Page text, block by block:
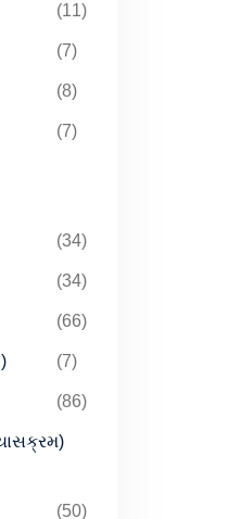
(11)
(7)
(8)
(7)
(34)
(34)
(66)
(7)
(86)
(50)